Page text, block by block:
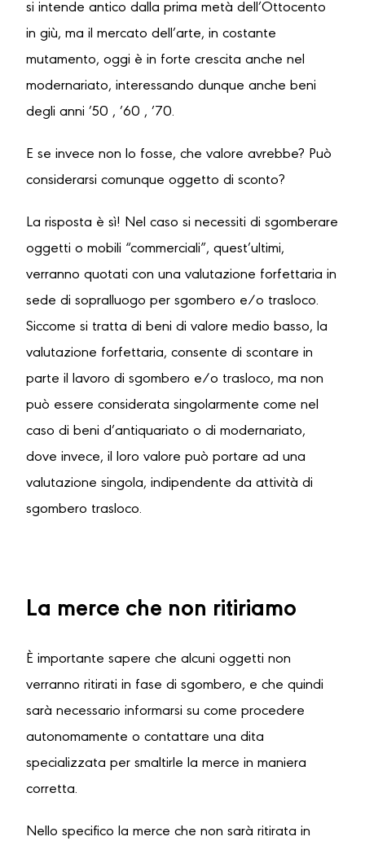
si intende antico dalla prima metà dell’Ottocento
in giù, ma il mercato dell’arte, in costante
mutamento, oggi è in forte crescita anche nel
modernariato, interessando dunque anche beni
degli anni ’50 , ’60 , ’70.
E se invece non lo fosse, che valore avrebbe? Può
considerarsi comunque oggetto di sconto?
La risposta è sì! Nel caso si necessiti di sgomberare
oggetti o mobili “commerciali”, quest’ultimi,
verranno quotati con una valutazione forfettaria in
sede di sopralluogo per sgombero e/o trasloco.
Siccome si tratta di beni di valore medio basso, la
valutazione forfettaria, consente di scontare in
parte il lavoro di sgombero e/o trasloco, ma non
può essere considerata singolarmente come nel
caso di beni d’antiquariato o di modernariato,
dove invece, il loro valore può portare ad una
valutazione singola, indipendente da attività di
sgombero trasloco.
La merce che non ritiriamo
È importante sapere che alcuni oggetti non
verranno ritirati in fase di sgombero, e che quindi
sarà necessario informarsi su come procedere
autonomamente o contattare una dita
specializzata per smaltirle la merce in maniera
corretta.
Nello specifico la merce che non sarà ritirata in